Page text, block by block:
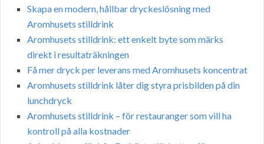
Skapa en modern, hållbar dryckeslösning med
Aromhusets stilldrink
Aromhusets stilldrink: ett enkelt byte som märks
direkt i resultaträkningen
Få mer dryck per leverans med Aromhusets koncentrat
Aromhusets stilldrink låter dig styra prisbilden på din
lunchdryck
Aromhusets stilldrink – för restauranger som vill ha
kontroll på alla kostnader